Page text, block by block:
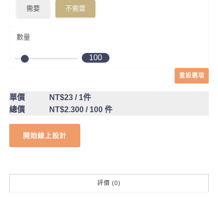
需要 不需要
數量
100
重設選項
單價 NT$23/ 1件
總價
NT$2.300/ 100 件
開始線上設計
評價 (0)